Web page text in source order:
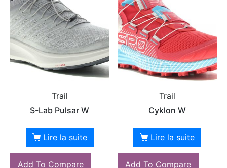
Trail
S-Lab Pulsar W
Lire la suite
Add To Compare
Trail
Cyklon W
Lire la suite
Add To Compare